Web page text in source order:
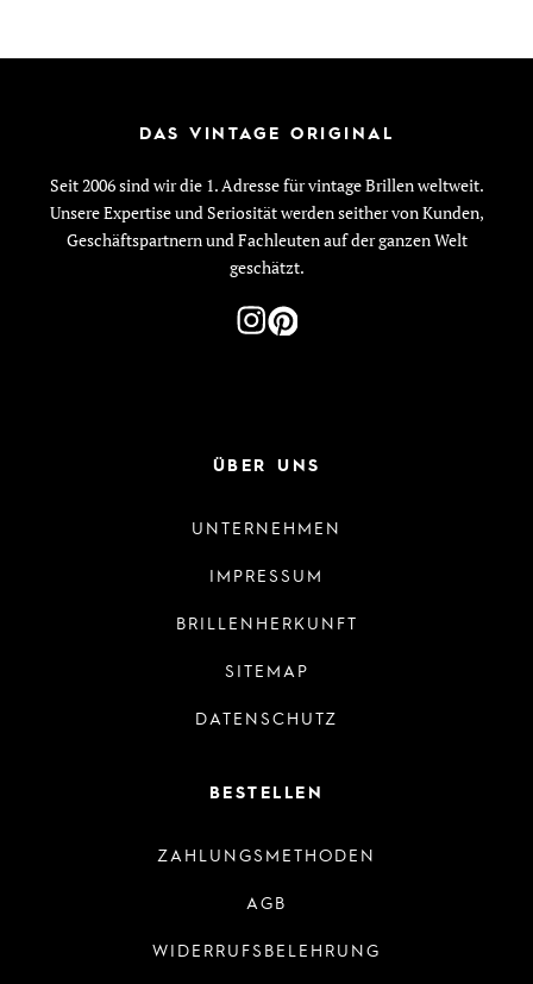
DAS VINTAGE ORIGINAL
Seit 2006 sind wir die 1. Adresse für vintage Brillen weltweit.
Unsere Expertise und Seriosität werden seither von Kunden,
Geschäftspartnern und Fachleuten auf der ganzen Welt
geschätzt.
ÜBER UNS
UNTERNEHMEN
IMPRESSUM
BRILLENHERKUNFT
SITEMAP
DATENSCHUTZ
BESTELLEN
ZAHLUNGSMETHODEN
AGB
WIDERRUFSBELEHRUNG